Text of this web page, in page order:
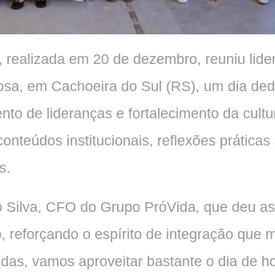
em 20 de dezembro, reuniu
em Cachoeira do Sul (RS), um dia
de lideranças e fortalecimento da
institucionais, reflexões práticas
CFO do Grupo PróVida, que deu
reforçando o espírito de integração que
vamos aproveitar bastante o dia de